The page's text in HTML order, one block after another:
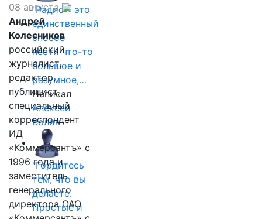
"Радио - это
единственный
способ
нести что-то
большое и
разумное,…
Написал
Алексей
Волин
"Гордитесь
тем, что вы
делаете.
Простые и
08 августа
Андрей
Колесников
российский
журналист,
редактор,
публицист,
специальный
корреспондент
ИД
«Коммерсантъ» с
1996 года и
заместитель
генерального
директора ОАО